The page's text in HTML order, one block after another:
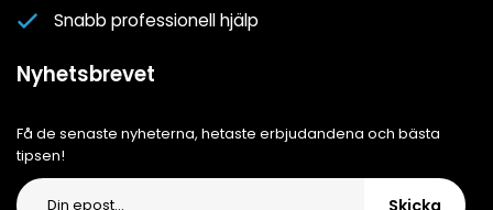
Cookie-inställningar
Snabb professionell hjälp
Nyhetsbrevet
Få de senaste nyheterna, hetaste erbjudandena och bästa
tipsen!
Skicka